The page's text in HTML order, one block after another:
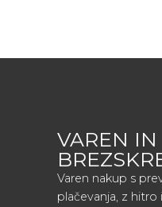
VAREN IN
Varen nakup s
plačevanja, z